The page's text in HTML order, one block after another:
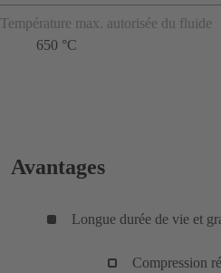
Température max. autorisée du fluide
650 °C
Avantages
Longue durée de vie et
Compression